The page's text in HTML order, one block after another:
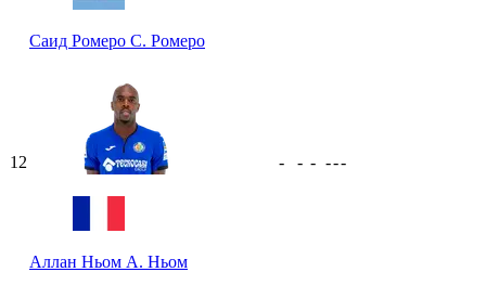
Саид Ромеро С. Ромеро
12
Аллан Ньом А. Ньом
- - - ---